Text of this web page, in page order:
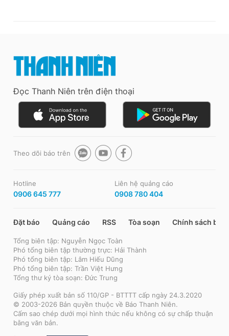
Đọc Thanh Niên trên điện thoại
Theo dõi báo trên
Hotline
0906 645 777
Liên hệ quảng cáo
0908 780 404
Đặt báo Quảng cáo RSS Tòa soạn Chính sách bảo
Tổng biên tập: Nguyễn Ngọc Toàn
Phó tổng biên tập thường trực: Hải Thành
Phó tổng biên tập: Lâm Hiếu Dũng
Phó tổng biên tập: Trần Việt Hưng
Tổng thư ký tòa soạn: Đức Trung
Giấy phép xuất bản số 110/GP - BTTTT cấp ngày 24.3.2020
© 2003-2026 Bản quyền thuộc về Báo Thanh Niên.
Cấm sao chép dưới mọi hình thức nếu không có sự chấp thuận
bằng văn bản.